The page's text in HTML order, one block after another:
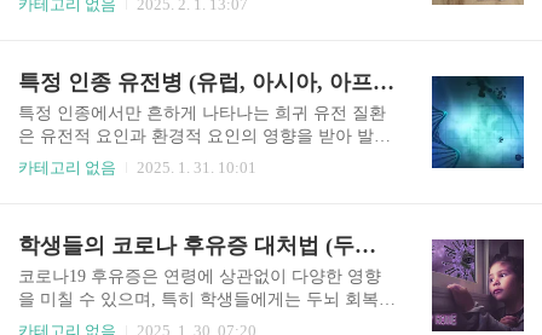
아니라 환경적 요인과도 밀접한 관련이 있습니
s) 발병률이 다른 인종에 비해 월등히 높은 것으..
성에 대해 살펴봅니다. 가족력 질환의 유전 확률가
족력 질환은 특정 유전자 변이의 유전 방식에 따라
자녀에게 전달될 확률이 달라집니다. 대표적인 유
전 패턴으로는 우성 유전, 열성 유전, 다인자 유전
이 있으며, 각 방식에 따라 질병의 발현 확률이 다
환이 발현될 가능성이 높은 경우를 의미합니다. 대
표적인 질환으로는 헌팅턴병(..
카테고리 없음 2025. 2. 1. 13:07
특정 인종 유전병 (유럽, 아시아, 아프리카)
특정 인종에서만 흔하게 나타나는 희귀 유전 질환
은 유전적 요인과 환경적 요인의 영향을 받아 발생
합니다. 유럽, 아시아, 아프리카 각 지역별로 특징
서 흔한 희귀 유전 질환유럽에서는 특정 유전적 돌
연변이가 원인이 되는 희귀 질환들이 발견됩니다.
대표적인 예로는 낭포성 섬유증(Cystic Fibrosis), 유
전성 혈색소침착증(Hemochromatosis), 그리고 파브
카테고리 없음 2025. 1. 31. 10:01
학생들의 코로나 후유증 대처법 (두뇌 회복, 학습 집중력, 수면)
코로나19 후유증은 연령에 상관없이 다양한 영향
을 미칠 수 있으며, 특히 학생들에게는 두뇌 회복,
학습 집중력 저하, 수면 장애 등의 문제가 나타날
카테고리 없음 2025. 1. 30. 07:20